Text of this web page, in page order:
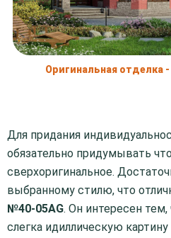
Оригинальная отделка
Для придания
обязательно придумывать
сверхоригинальное.
выбранному стилю, что
№40-05AG. Он интересен
слегка идиллическую